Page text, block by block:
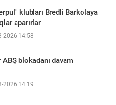
klubları Bredli Barkolaya
aparırlar
2026 14:58
blokadanı davam
2026 14:19